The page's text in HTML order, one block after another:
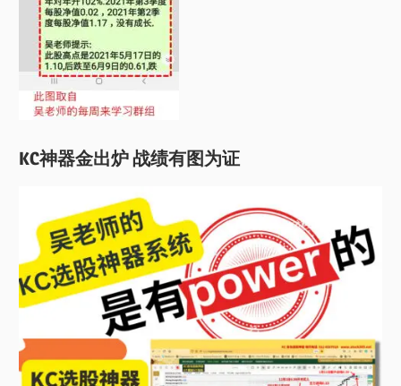
KC神器金出炉 战绩有图为证